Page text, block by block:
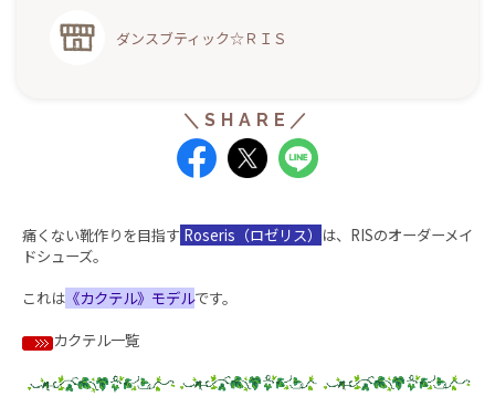
ダンスブティック☆ＲＩＳ
痛くない靴作りを目指す Roseris（ロゼリス） は、RISのオーダーメイ
ドシューズ。
これは 《カクテル》モデルです。
カクテル一覧